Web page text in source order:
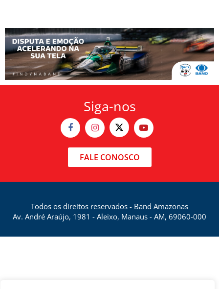
Siga-nos
FALE CONOSCO
Todos os direitos reservados - Band Amazonas
Av. André Araújo, 1981 - Aleixo, Manaus - AM, 69060-000